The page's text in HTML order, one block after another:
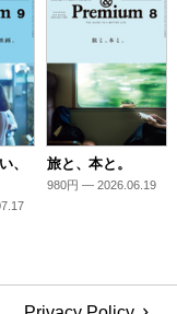
、
旅と、本と。
980円 — 2026.06.19